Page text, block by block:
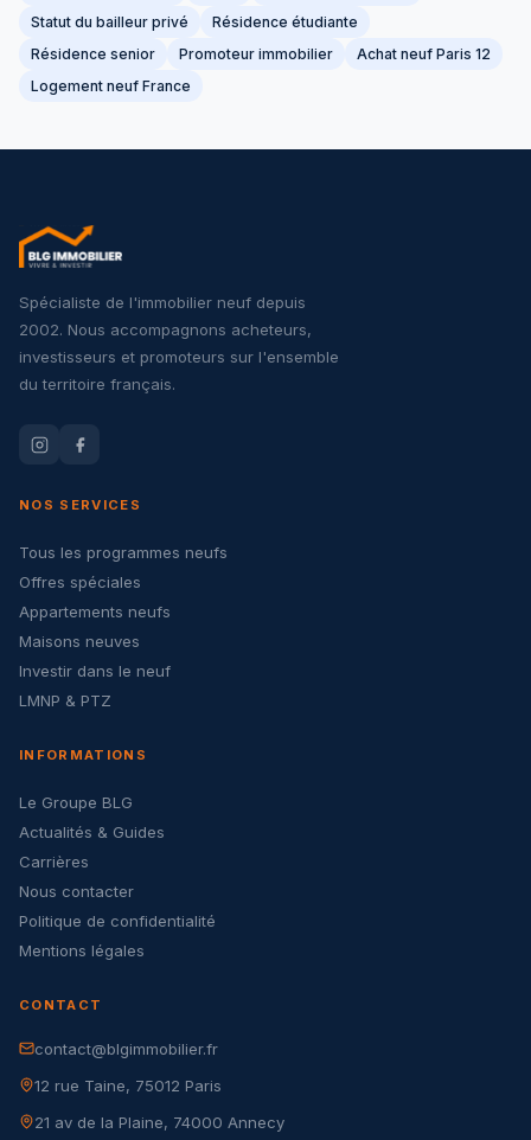
Statut du bailleur privé
Résidence étudiante
Résidence senior
Promoteur immobilier
Achat neuf Paris 12
Logement neuf France
Spécialiste de l'immobilier neuf depuis
2002. Nous accompagnons acheteurs,
investisseurs et promoteurs sur l'ensemble
du territoire français.
NOS SERVICES
Tous les programmes neufs
Offres spéciales
Appartements neufs
Maisons neuves
Investir dans le neuf
LMNP & PTZ
INFORMATIONS
Le Groupe BLG
Actualités & Guides
Carrières
Nous contacter
Politique de confidentialité
Mentions légales
CONTACT
contact@blgimmobilier.fr
12 rue Taine, 75012 Paris
21 av de la Plaine, 74000 Annecy